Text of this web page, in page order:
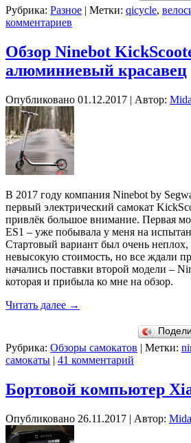
Рубрика: Разное | Метки: qicycle,
комментариев
Обзор Ninebot
алюминиевый красавец
Опубликовано 01.12.2017 | Автор:
В 2017 году компания Ninebot by
первый электрический самокат
привлёк большое внимание. Первая
ES1 – уже побывала у меня на
Стартовый вариант был очень
невысокую стоимость, но все ждали
начались поставки второй модели –
которая и прибыла ко мне на обзор.
Читать далее →
Рубрика: Обзоры самокатов | Метки:
самокаты | 41 комментарий
Бортовой компьютер
Опубликовано 26.11.2017 | Автор: